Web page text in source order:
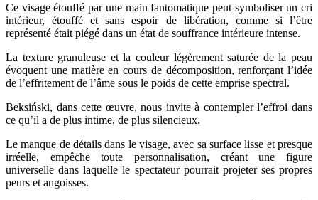
Ce visage étouffé par une main fantomatique peut symboliser un cri
intérieur, étouffé et sans espoir de libération, comme si l’être
représenté était piégé dans un état de souffrance intérieure intense.
La texture granuleuse et la couleur légèrement saturée de la peau
évoquent une matière en cours de décomposition, renforçant l’idée
de l’effritement de l’âme sous le poids de cette emprise spectral.
Beksiński, dans cette œuvre, nous invite à contempler l’effroi dans
ce qu’il a de plus intime, de plus silencieux.
Le manque de détails dans le visage, avec sa surface lisse et presque
irréelle, empêche toute personnalisation, créant une figure
universelle dans laquelle le spectateur pourrait projeter ses propres
peurs et angoisses.